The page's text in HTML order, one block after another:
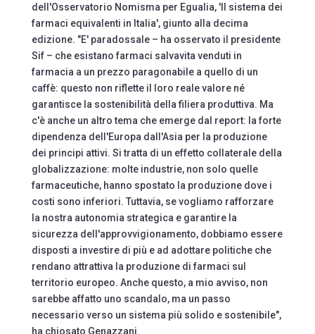
dell'Osservatorio Nomisma per Egualia, 'Il sistema dei
farmaci equivalenti in Italia', giunto alla decima
edizione. "E' paradossale – ha osservato il presidente
Sif – che esistano farmaci salvavita venduti in
farmacia a un prezzo paragonabile a quello di un
caffè: questo non riflette il loro reale valore né
garantisce la sostenibilità della filiera produttiva. Ma
c'è anche un altro tema che emerge dal report: la forte
dipendenza dell'Europa dall'Asia per la produzione
dei principi attivi. Si tratta di un effetto collaterale della
globalizzazione: molte industrie, non solo quelle
farmaceutiche, hanno spostato la produzione dove i
costi sono inferiori. Tuttavia, se vogliamo rafforzare
la nostra autonomia strategica e garantire la
sicurezza dell'approvvigionamento, dobbiamo essere
disposti a investire di più e ad adottare politiche che
rendano attrattiva la produzione di farmaci sul
territorio europeo. Anche questo, a mio avviso, non
sarebbe affatto uno scandalo, ma un passo
necessario verso un sistema più solido e sostenibile",
ha chiosato Genazzani.